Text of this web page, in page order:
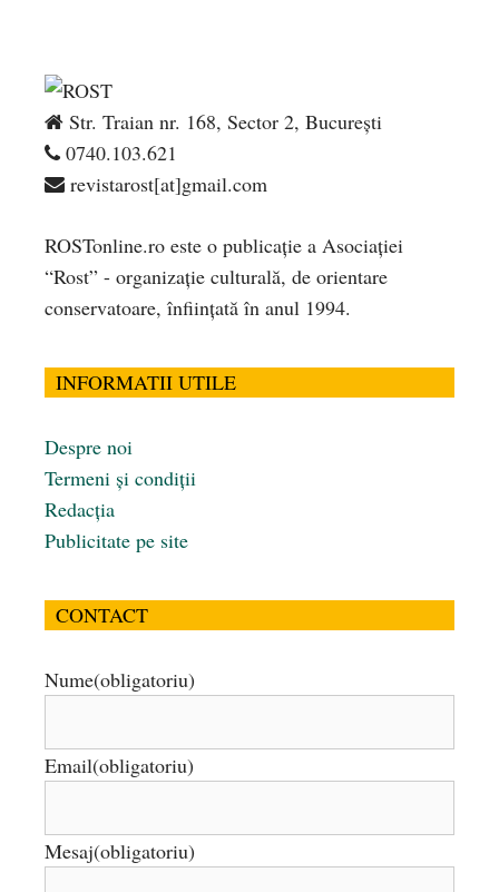
Str. Traian nr. 168, Sector 2, București
0740.103.621
revistarost[at]gmail.com
ROSTonline.ro este o publicaţie a Asociaţiei
“Rost” - organizaţie culturală, de orientare
conservatoare, înfiinţată în anul 1994.
INFORMATII UTILE
Despre noi
Termeni și condiții
Redacția
Publicitate pe site
CONTACT
Nume(obligatoriu)
Email(obligatoriu)
Mesaj(obligatoriu)